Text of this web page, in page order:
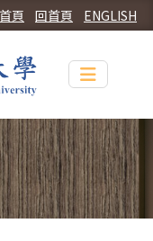
ENGLISH
回首頁
頁
Toggle